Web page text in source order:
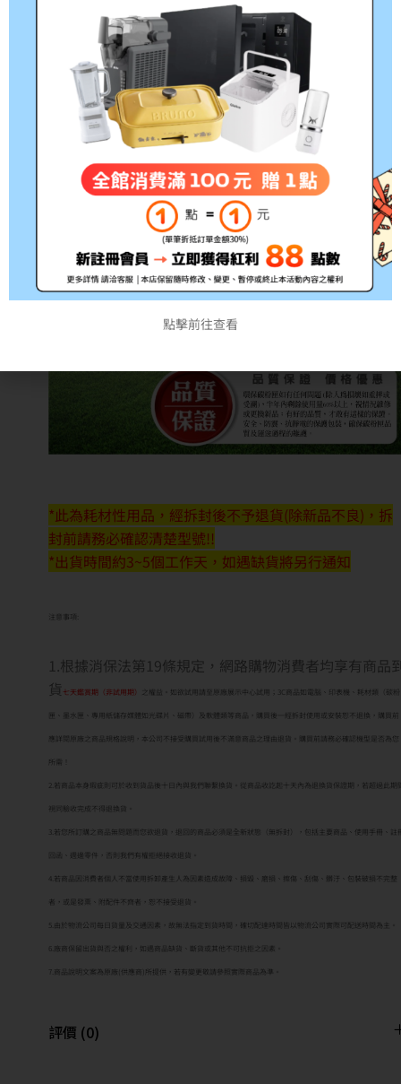
*此為耗材性用品，經拆封後不予退貨(除新品不良)，拆
封前請務必確認清楚型號!!
*出貨時間約3~5個工作天，如遇缺貨將另行通知
注意事項:
1.根據消保法第19條規定，網路購物消費者均享有商品
貨 七天鑑賞期（非試用期） 之權益。如欲試用請至原廠展示中心試用；3C商品如電腦、印表機、耗材類（碳粉
匣、墨水匣、專用紙儲存媒體如光碟片、磁帶）及軟體類等商品，購買後一經拆封使用或安裝恕不退換，購買前
應詳閱原廠之商品規格說明，本公司不接受購買試用後不滿意商品之理由退貨。購買前請務必確認機型是否為您
所需！
2.若商品本身瑕疵則可於收到貨品後十日內與我們聯繫換貨。從商品收訖起十天內為退換貨保證期，若超過此期
視同驗收完成不得退換貨。
3.若您所訂購之商品無問題而您欲退貨，退回的商品必須是全新狀態（無拆封），包括主要商品、使用手冊、註
回函、週邊零件，否則我們有權拒絕接收退貨。
4.若商品因消費者個人不當使用拆卸產生人為因素造成故障、損毀、磨損、擦傷、刮傷、髒汙、包裝破損不完整
者，或是發票、附配件不齊者，恕不接受退貨。
5.由於物流公司每日貨量及交通因素，故無法指定到貨時間，確切配達時間皆以物流公司實際可配送時間為主。
6.廠商保留出貨與否之權利，如遇商品缺貨、斷貨或其他不可抗拒之因素。
7.商品說明文案為原廠(供應商)所提供，若有變更敬請參照實際商品為準。
評價 (0)
點擊前往查看